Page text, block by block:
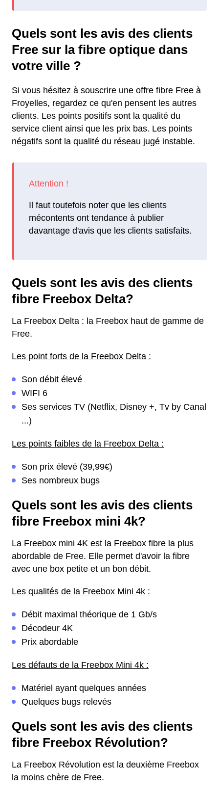
Quels sont les avis des clients
Free sur la fibre optique dans
votre ville ?
Si vous hésitez à souscrire une offre fibre Free à
Froyelles, regardez ce qu'en pensent les autres
clients. Les points positifs sont la qualité du
service client ainsi que les prix bas. Les points
négatifs sont la qualité du réseau jugé instable.
Il faut toutefois noter que les clients
mécontents ont tendance à publier
davantage d'avis que les clients satisfaits.
Quels sont les avis des clients
fibre Freebox Delta?
La Freebox Delta : la Freebox haut de gamme de
Free.
Les point forts de la Freebox Delta :
Son débit élevé
WIFI 6
Ses services TV (Netflix, Disney +, Tv by Canal
...)
Les points faibles de la Freebox Delta :
Son prix élevé (39,99€)
Ses nombreux bugs
Quels sont les avis des clients
fibre Freebox mini 4k?
La Freebox mini 4K est la Freebox fibre la plus
abordable de Free. Elle permet d'avoir la fibre
avec une box petite et un bon débit.
Les qualités de la Freebox Mini 4k :
Débit maximal théorique de 1 Gb/s
Décodeur 4K
Prix abordable
Les défauts de la Freebox Mini 4k :
Matériel ayant quelques années
Quelques bugs relevés
Quels sont les avis des clients
fibre Freebox Révolution?
La Freebox Révolution est la deuxième Freebox
la moins chère de Free.